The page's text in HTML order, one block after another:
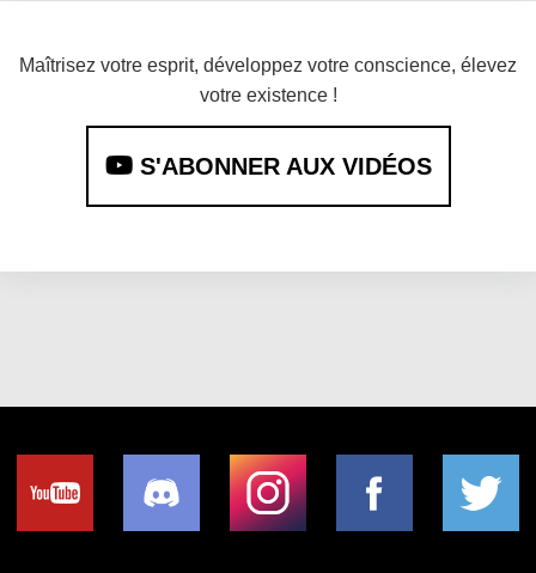
Maîtrisez votre esprit, développez votre conscience, élevez
votre existence !
S'ABONNER AUX VIDÉOS